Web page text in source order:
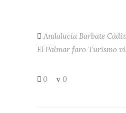
Andalucía Barbate Cádiz
El Palmar faro Turismo
0 0